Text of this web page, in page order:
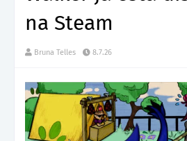
na Steam
Bruna Telles 8.7.26